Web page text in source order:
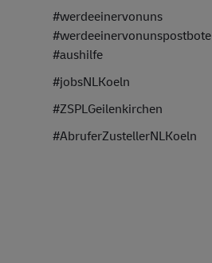
#werdeeinervonuns
#werdeeinervonunspostbote
#aushilfe
#jobsNLKoeln
#ZSPLGeilenkirchen
#AbruferZustellerNLKoeln